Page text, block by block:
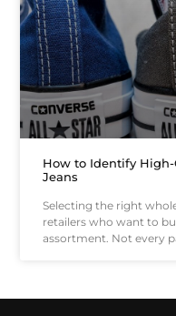
How to Identify
Jeans
Selecting the right
retailers who want to
assortment. Not every